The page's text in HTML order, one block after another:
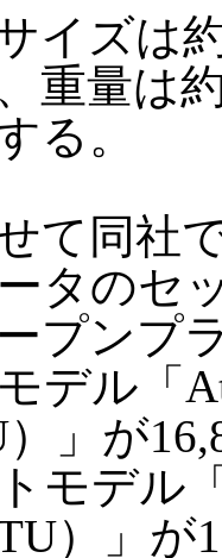
イズは約
重量は
る。
て同社
タのセ
プンプ
デル「
）」が
モデル
）」が